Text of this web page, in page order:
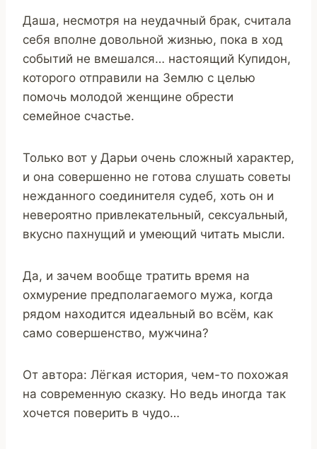
Даша, несмотря на неудачный брак, считала
себя вполне довольной жизнью, пока в ход
событий не вмешался… настоящий Купидон,
которого отправили на Землю с целью
помочь молодой женщине обрести
семейное счастье.
Только вот у Дарьи очень сложный характер,
и она совершенно не готова слушать советы
нежданного соединителя судеб, хоть он и
невероятно привлекательный, сексуальный,
вкусно пахнущий и умеющий читать мысли.
Да, и зачем вообще тратить время на
охмурение предполагаемого мужа, когда
рядом находится идеальный во всём, как
само совершенство, мужчина?
От автора: Лёгкая история, чем-то похожая
на современную сказку. Но ведь иногда так
хочется поверить в чудо…